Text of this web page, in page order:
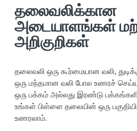
தலைவலிக்கான
அடையாளங்கள்
அறிகுறிகள்
தலைவலி ஒரு கூர்மையான வலி,
ஒரு மந்தமான வலி போல உணரச்
ஒரு பக்கம் அல்லது இரண்டு
உங்கள் பிள்ளை தலையின் ஒரு
உணரலாம்.